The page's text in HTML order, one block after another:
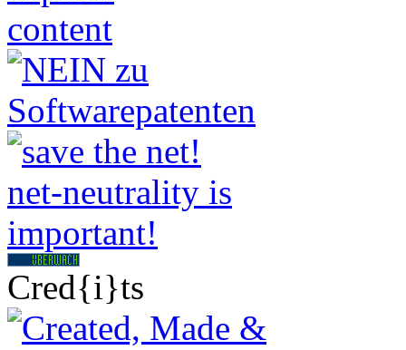
Cred{i}ts